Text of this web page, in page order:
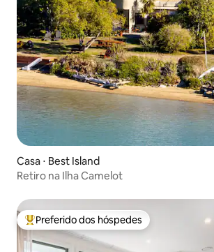
Casa ⋅ Best Island
Retiro na Ilha Camelot
Entre os melhores preferidos dos hóspedes
Preferido dos hóspedes